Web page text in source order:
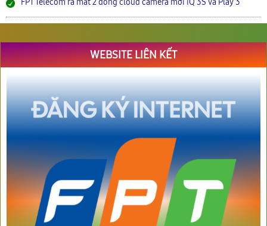
FPT Telecom ra mắt 2 dòng cloud camera mới IQ 3S và Play 3
WEBSITE LIÊN KẾT